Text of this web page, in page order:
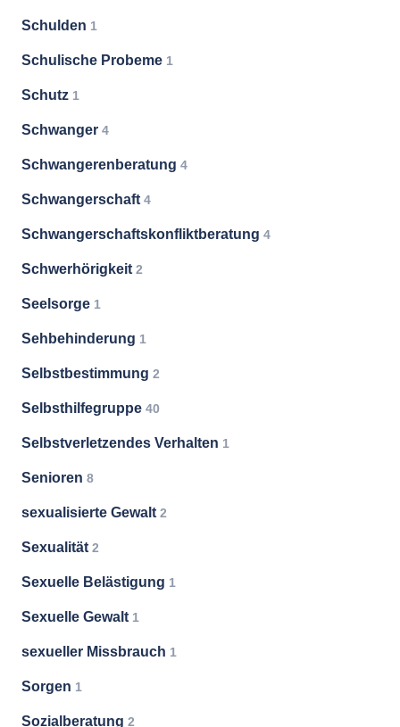
Schulden 1
Schulische Probeme 1
Schutz 1
Schwanger 4
Schwangerenberatung 4
Schwangerschaft 4
Schwangerschaftskonfliktberatung 4
Schwerhörigkeit 2
Seelsorge 1
Sehbehinderung 1
Selbstbestimmung 2
Selbsthilfegruppe 40
Selbstverletzendes Verhalten 1
Senioren 8
sexualisierte Gewalt 2
Sexualität 2
Sexuelle Belästigung 1
Sexuelle Gewalt 1
sexueller Missbrauch 1
Sorgen 1
Sozialberatung 2